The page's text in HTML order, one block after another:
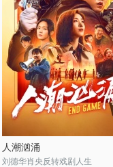
人潮汹涌
刘德华肖央反转戏剧人生